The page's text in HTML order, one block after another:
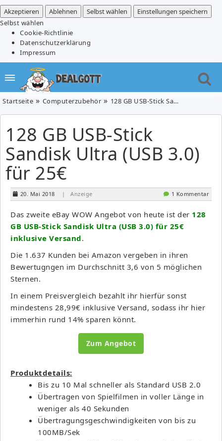
Akzeptieren
Ablehnen Selbst wählen
Einstellungen speichern
Selbst wählen
Cookie-Richtlinie
Datenschutzerklärung
Impressum
Startseite Computerzubehör 128 GB USB-Stick Sandisk Ultra (USB 3.0) für 25€
128 GB USB-Stick
Sandisk Ultra (USB 3.0)
für 25€
20. Mai 2018 | Anzeige 1 Kommentar
Das zweite eBay WOW Angebot von heute ist der 128
GB USB-Stick Sandisk Ultra (USB 3.0) für 25€
inklusive Versand.
Die 1.637 Kunden bei Amazon vergeben in ihren
Bewertugngen im Durchschnitt 3,6 von 5 möglichen
Sternen.
In einem Preisvergleich bezahlt ihr hierfür sonst
mindestens 28,99€ inklusive Versand, sodass ihr hier
immerhin rund 14% sparen könnt.
Zum Angebot
Produktdetails:
Bis zu 10 Mal schneller als Standard USB 2.0
Übertragen von Spielfilmen in voller Länge in
weniger als 40 Sekunden
Übertragungsgeschwindigkeiten von bis zu
100MB/Sek